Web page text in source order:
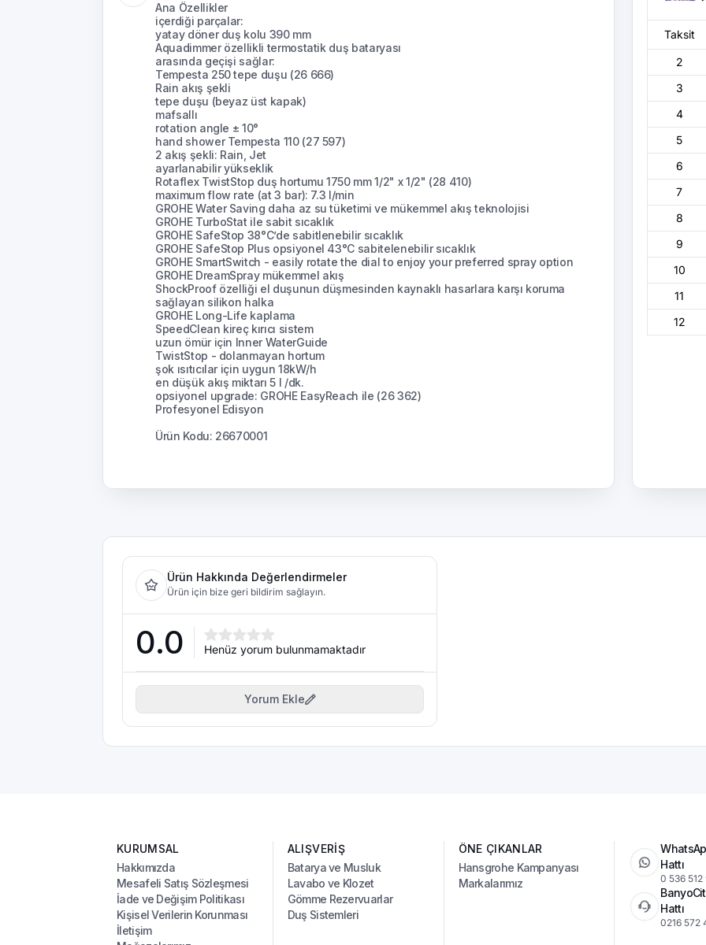
Ana Özellikler
içerdiği parçalar:
yatay döner duş kolu 390 mm
Aquadimmer özellikli termostatik duş bataryası
arasında geçişi sağlar:
Tempesta 250 tepe duşu (26 666)
Rain akış şekli
tepe duşu (beyaz üst kapak)
mafsallı
rotation angle ± 10°
hand shower Tempesta 110 (27 597)
2 akış şekli: Rain, Jet
ayarlanabilir yükseklik
Rotaflex TwistStop duş hortumu 1750 mm 1/2" x 1/2" (28 410)
maximum flow rate (at 3 bar): 7.3 l/min
GROHE Water Saving daha az su tüketimi ve mükemmel akış teknolojisi
GROHE TurboStat ile sabit sıcaklık
GROHE SafeStop 38°C’de sabitlenebilir sıcaklık
GROHE SafeStop Plus opsiyonel 43°C sabitelenebilir sıcaklık
GROHE SmartSwitch - easily rotate the dial to enjoy your preferred spray option
GROHE DreamSpray mükemmel akış
ShockProof özelliği el duşunun düşmesinden kaynaklı hasarlara karşı koruma
sağlayan silikon halka
GROHE Long-Life kaplama
SpeedClean kireç kırıcı sistem
uzun ömür için Inner WaterGuide
TwistStop - dolanmayan hortum
şok ısıtıcılar için uygun 18kW/h
en düşük akış miktarı 5 l /dk.
opsiyonel upgrade: GROHE EasyReach ile (26 362)
Profesyonel Edisyon
Ürün Kodu: 26670001
Taksit
2
3
4
5
6
7
8
9
10
11
12
Ürün Hakkında Değerlendirmeler
Ürün için bize geri bildirim sağlayın.
0.0 Henüz yorum bulunmamaktadır
Yorum Ekle
KURUMSAL
Hakkımızda
Mesafeli Satış Sözleşmesi
İade ve Değişim Politikası
Kişisel Verilerin Korunması
İletişim
ALIŞVERİŞ
Batarya ve Musluk
Lavabo ve Klozet
Gömme Rezervuarlar
Duş Sistemleri
ÖNE ÇIKANLAR
Hansgrohe Kampanyası
Markalarımız
Hattı
0 536 512
Hattı
0216 572